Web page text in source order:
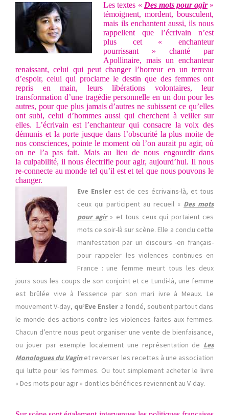
Les textes « Des mots pour agir»
témoignent, mordent, bousculent,
mais ils enchantent aussi, ils nous
rappellent que l’écrivain n’est
plus cet « enchanteur
pourrissant » chanté par
Apollinaire, mais un enchanteur
renaissant, celui qui peut changer l’horreur en un terreau
d’espoir, celui qui proclame le destin que des femmes ont
repris en main, leurs libérations volontaires, leur
transformation d’une tragédie personnelle en un don pour les
autres, pour que plus jamais d’autres ne subissent ce qu’elles
ont subi, celui d’hommes aussi qui cherchent à veiller sur
elles. L’écrivain est l’enchanteur qui consacre la voix des
démunis et la porte jusque dans l’obscurité la plus moite de
nos consciences, pointe le moment où l’on aurait pu agir, où
on ne l’a pas fait. Mais au lieu de nous engourdir dans
la culpabilité, il nous électrifie pour agir, aujourd’hui. Il nous
re-connecte au monde tel qu’il est et tel que nous pouvons le
changer.
Eve Enslerest de ces écrivains-là, et tous
ceux qui participent au recueil « Des mots
pour agir» et tous ceux qui portaient ces
mots ce soir-là sur scène. Elle a conclu cette
manifestation par un discours -en français-
pour rappeler les violences continues en
France : une femme meurt tous les deux
jours sous les coups de son conjoint et ce Lundi-là, une femme
est brûlée vive à l’essence par son mari ivre à Meaux. Le
mouvement V-day, qu’Eve Ensler a fondé, soutient partout dans
le monde des actions contre les violences faites aux femmes.
Chacun d’entre nous peut organiser une vente de bienfaisance,
ou jouer par exemple localement une représentation de Les
Monologues du Vaginet reverser les recettes à une association
qui lutte pour les femmes. Ou tout simplement acheter le livre
« Des mots pour agir » dont les bénéfices reviennent au V-day.